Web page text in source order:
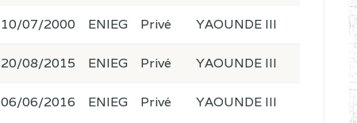
10/07/2000 ENIEG Privé YAOUNDE III
20/08/2015 ENIEG Privé YAOUNDE III
06/06/2016 ENIEG Privé YAOUNDE III